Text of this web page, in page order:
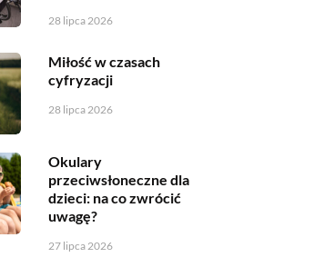
28 lipca 2026
Miłość w czasach
cyfryzacji
28 lipca 2026
Okulary
przeciwsłoneczne dla
dzieci: na co zwrócić
uwagę?
27 lipca 2026